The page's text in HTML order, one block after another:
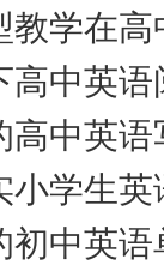
教学在
高中英
高中英
小学生
初中英